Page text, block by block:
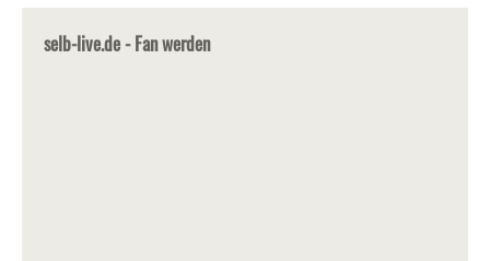
selb-live.de - Fan werden